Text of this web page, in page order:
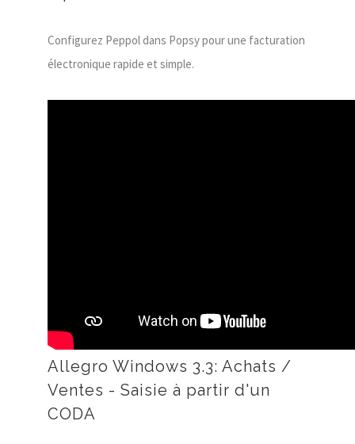
Configurez Peppol dans Popsy pour une facturation
électronique rapide et simple.
Allegro Windows 3.3: Achats /
Ventes - Saisie à partir d'un
CODA